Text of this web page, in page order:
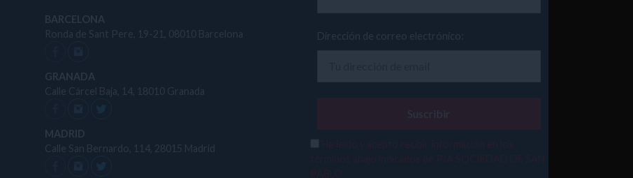
BARCELONA
Ronda de Sant Pere, 19-21, 08010 Barcelona
GRANADA
Calle Cárcel Baja, 14, 18010 Granada
MADRID
Calle San Bernardo, 114, 28015 Madrid
Dirección de correo electrónico: